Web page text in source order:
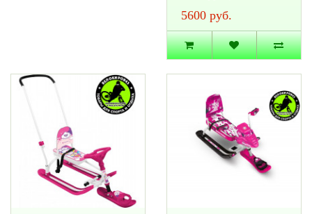
5600 руб.